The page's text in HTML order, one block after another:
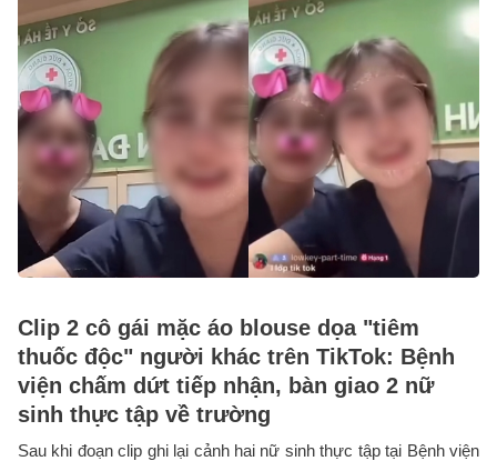
Clip 2 cô gái mặc áo blouse dọa "tiêm
thuốc độc" người khác trên TikTok: Bệnh
viện chấm dứt tiếp nhận, bàn giao 2 nữ
sinh thực tập về trường
Sau khi đoạn clip ghi lại cảnh hai nữ sinh thực tập tại Bệnh viện